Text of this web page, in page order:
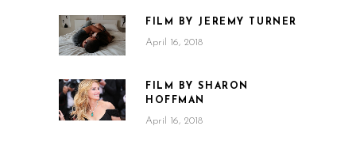
FILM BY JEREMY TURNER
April 16, 2018
FILM BY SHARON
HOFFMAN
April 16, 2018